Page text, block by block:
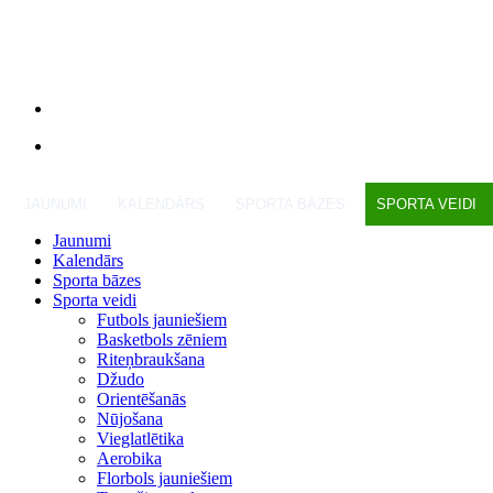
SPORTA VEIDI
Jaunumi
Kalendārs
Sporta bāzes
Sporta veidi
Futbols jauniešiem
Basketbols zēniem
Riteņbraukšana
Džudo
Orientēšanās
Nūjošana
Vieglatlētika
Aerobika
Florbols jauniešiem